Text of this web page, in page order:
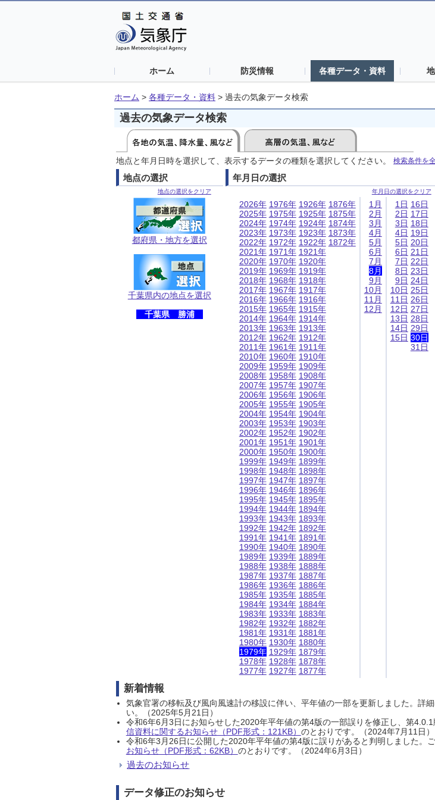
ホーム 防災情報 各種データ・資料
ホーム > 各種データ・資料 > 過去の気象データ検索
過去の気象データ検索
地点と年月日時を選択して、表示するデータの種類を選択してください。 検索条件を
地点の選択
地点の選択をクリア
都府県・地方を選択
千葉県内の地点を選択
千葉県 勝浦
年月日の選択
年月日の選択をクリア
2026年
2025年
2024年
2023年
2022年
2021年
2020年
2019年
2018年
2017年
2016年
2015年
2014年
2013年
2012年
2011年
2010年
2009年
2008年
2007年
2006年
2005年
2004年
2003年
2002年
2001年
2000年
1999年
1998年
1997年
1996年
1995年
1994年
1993年
1992年
1991年
1990年
1989年
1988年
1987年
1986年
1985年
1984年
1983年
1982年
1981年
1980年
1979年
1978年
1977年
1976年
1975年
1974年
1973年
1972年
1971年
1970年
1969年
1968年
1967年
1966年
1965年
1964年
1963年
1962年
1961年
1960年
1959年
1958年
1957年
1956年
1955年
1954年
1953年
1952年
1951年
1950年
1949年
1948年
1947年
1946年
1945年
1944年
1943年
1942年
1941年
1940年
1939年
1938年
1937年
1936年
1935年
1934年
1933年
1932年
1931年
1930年
1929年
1928年
1927年
1926年
1925年
1924年
1923年
1922年
1921年
1920年
1919年
1918年
1917年
1916年
1915年
1914年
1913年
1912年
1911年
1910年
1909年
1908年
1907年
1906年
1905年
1904年
1903年
1902年
1901年
1900年
1899年
1898年
1897年
1896年
1895年
1894年
1893年
1892年
1891年
1890年
1889年
1888年
1887年
1886年
1885年
1884年
1883年
1882年
1881年
1880年
1879年
1878年
1877年
1876年
1875年
1874年
1873年
1872年
1月
2月
3月
4月
5月
6月
7月
8月
9月
10月
11月
12月
1日
2日
3日
4日
5日
6日
7日
8日
9日
10日
11日
12日
13日
14日
15日
16日
17日
18日
19日
20日
21日
22日
23日
24日
25日
26日
27日
28日
29日
30日
31日
新着情報
気象官署の移転及び風向風速計の移設に伴い、平年値の一部を更新しました。詳
い。（2025年5月21日）
令和6年6月3日にお知らせした2020年平年値の第4版の一部誤りを修正し、第
信資料に関するお知らせ（PDF形式：121KB） のとおりです。（2024年7月11日）
令和6年3月26日に公開した2020年平年値の第4版に誤りがあると判明しました。
お知らせ（PDF形式：62KB） のとおりです。（2024年6月3日）
過去のお知らせ
データ修正のお知らせ